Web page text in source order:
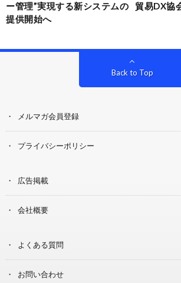
ー管理”実現する新システムの
提供開始へ
貿易DX協
Back to Top
メルマガ会員登録
プライバシーポリシー
広告掲載
会社概要
よくある質問
お問い合わせ